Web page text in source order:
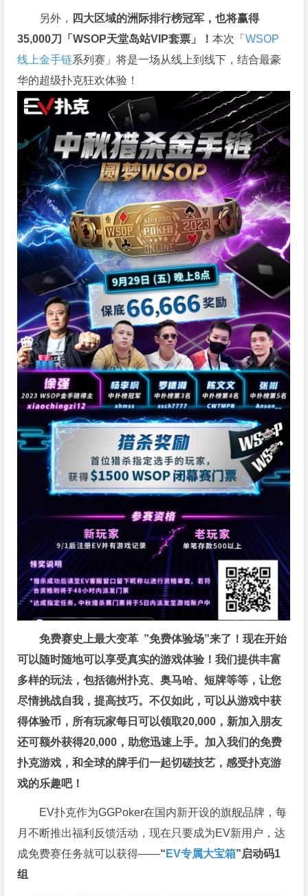
另外， 四大区域的洲际排行榜冠军，也将赢得
35,000刀「WSOP天堂岛站VIP套票」！本次「WSOP
线上金手链系列赛」将是一场从线上到线下，结合最豪
华的超级扑克狂欢体验！
免费赛史上最大变革 ”免费体验场”来了！现在开始
可以随时随地可以享受真实的游戏体验！我们提供丰富
多样的玩法，包括德州扑克、奥马哈、短牌等等，让您
尽情挑战自我，提高技巧。不仅如此，可以从游戏中获
得体验币，所有玩家每日可以领取20,000，新加入朋友
还可额外获得20,000，助您迅速上手。 加入我们的免费
扑克游戏，和全球的牌手们一起切磋技艺，感受扑克游
戏的乐趣吧！
EV扑克作为GGPoker在国内新开设的旗舰品牌，每
月不断推出福利反馈活动，现在只要成为EV新用户，达
成免费赛任务就可以获得——“ EV专属大宝箱”启动码1
组